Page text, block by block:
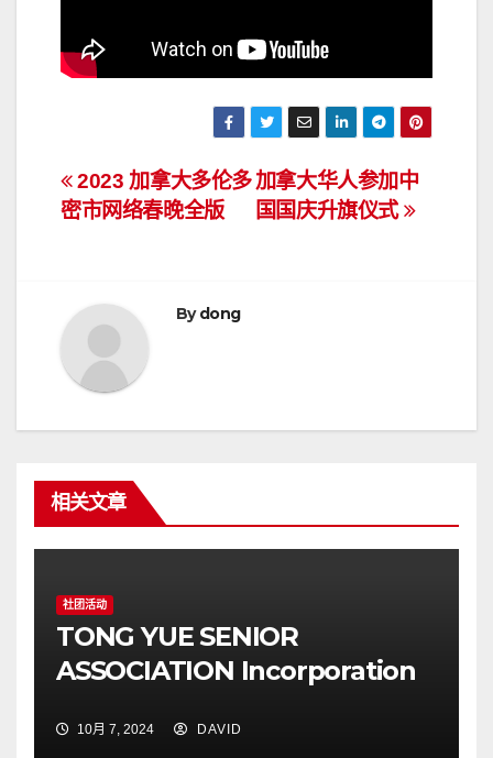
文
章
航
加拿大华人参加中
国国庆升旗仪式
2023 加拿大多伦多
密市网络春晚全版
Bydong
相关文章
社团活动
TONG YUE SENIOR
ASSOCIATION Incorporation
10月 7, 2024 DAVID